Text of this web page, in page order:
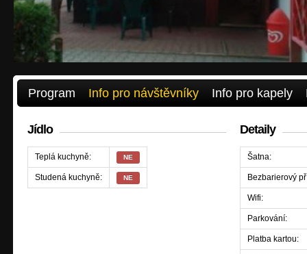
Program Info pro návštěvníky Info pro kapely
Jídlo
Teplá kuchyně: NE
Studená kuchyně: NE
Detaily
Šatna:
Bezbarierový
Wifi:
Parkování:
Platba kartou: